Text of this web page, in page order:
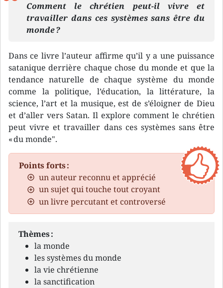
Comment le chrétien peut-il vivre et
travailler dans ces systèmes sans être du
monde ?
Dans ce livre l’auteur affirme qu’il y a une puissance
satanique derrière chaque chose du monde et que la
tendance naturelle de chaque système du monde
comme la politique, l’éducation, la littérature, la
science, l’art et la musique, est de s’éloigner de Dieu
et d’aller vers Satan. Il explore comment le chrétien
peut vivre et travailler dans ces systèmes sans être
« du monde".
Points forts :
un auteur reconnu et apprécié
un sujet qui touche tout croyant
un livre percutant et controversé
Thèmes :
la monde
les systèmes du monde
la vie chrétienne
la sanctification